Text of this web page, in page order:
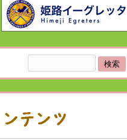
索: